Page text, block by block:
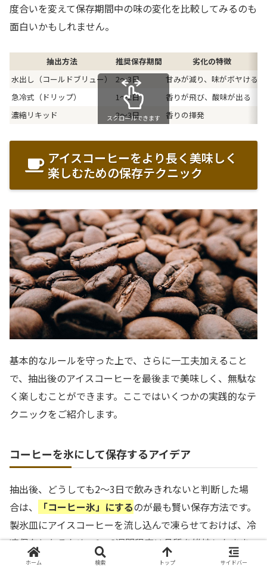
度合いを変えて保存期間中の味の変化を比較してみるのも
面白いかもしれません。
抽出方法 推奨保存期間
劣化の特徴
水出し（コールドブリュー）
2〜3日 甘みが減り、味がボヤける
急冷式（ドリップ）
1〜2日 香りが飛び、酸味が出る
濃縮リキッド
2〜3日 香りの揮発
スクロールできます
アイスコーヒーをより長く美味しく
楽しむための保存テクニック
基本的なルールを守った上で、さらに一工夫加えること
で、抽出後のアイスコーヒーを最後まで美味しく、無駄な
く楽しむことができます。ここではいくつかの実践的なテ
クニックをご紹介します。
コーヒーを氷にして保存するアイデア
抽出後、どうしても2〜3日で飲みきれないと判断した場
合は、
「コーヒー氷」にするのが最も賢い保存方法です。
製氷皿にアイスコーヒーを流し込んで凍らせておけば、冷
凍保存となるため、1〜2週間程度は品質を維持したまま
保存することが可能になります。
ホーム 検索 トップ サイドバー